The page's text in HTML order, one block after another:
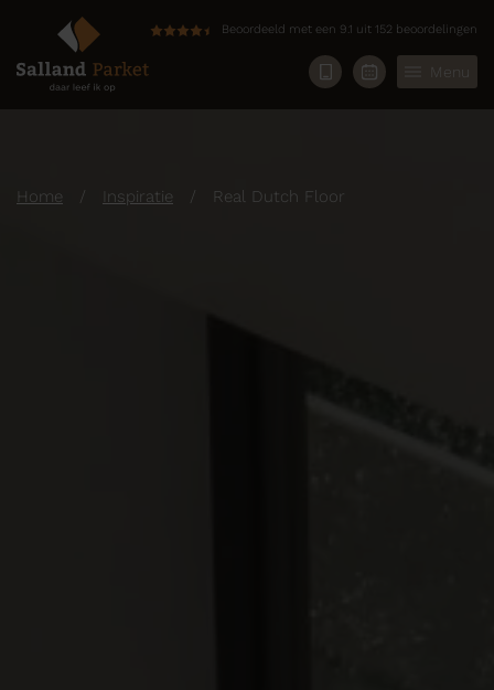
Beoordeeld met een 9.1 uit 152 beoordelingen
Menu
Home / Inspiratie / Real Dutch Floor